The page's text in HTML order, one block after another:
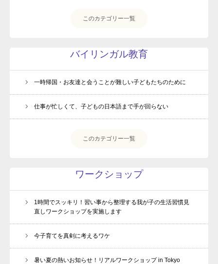
このカテゴリー一覧
バイリンガル教育
一時帰国・お友達と会うことが難しい子どもたちのために
仕事が忙しくて、子どもの日本語まで手が回らない
このカテゴリー一覧
ワークショップ
1時間でスッキリ！習い事から整理する我が子の生活習慣見
直しワークショップを実施します
今子育てを真剣に考えるワケ
暑い夏の熱いお知らせ！リアルワークショップ in Tokyo